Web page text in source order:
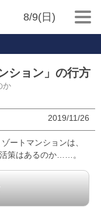
8/9(日)
ション」の行方
か
2019/11/26
ートマンションは、
策はあるのか……。